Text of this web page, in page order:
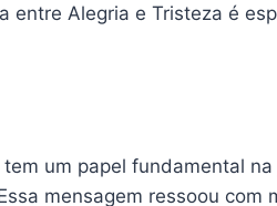
entre Alegria e Tristeza é
um papel fundamental
mensagem ressoou